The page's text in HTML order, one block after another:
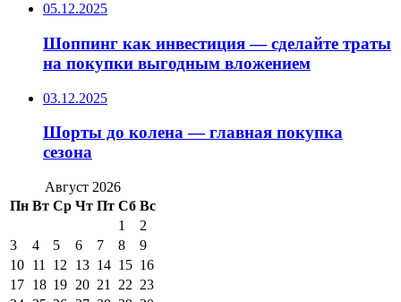
05.12.2025
Шоппинг как инвестиция — сделайте траты
на покупки выгодным вложением
03.12.2025
Шорты до колена — главная покупка
сезона
Август 2026
Пн Вт Ср Чт Пт Сб Вс
1
2
3
4 5 6 7 8
9
10 11 12 13 14 15 16
17 18 19 20 21 22 23